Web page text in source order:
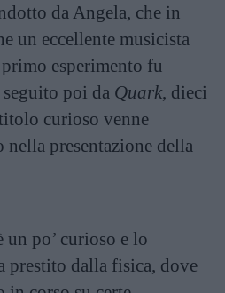
da Angela, che in
un eccellente musicista
esperimento fu
seguito poi da Quark, dieci
curioso venne
nella presentazione della
po’ curioso e lo
prestito dalla fisica, dove